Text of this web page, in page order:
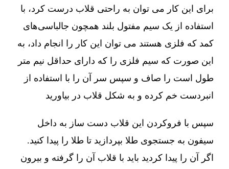
برای این کار می توان به راحتی قلاب درست کرد، با
استفاده از یک سیم مفتول بلند همچون جالباسی‌های
کمد که فلزی هستند می توان این کار را انجام داد، به
این صورت که سیم فلزی را که دارای حداقل نیم متر
طول است را صاف و سپس سر آن را با استفاده از
انبردست خم کرده و به شکل قلاب در بیاورید
سپس با فروکردن این قلاب دست ساز به داخل
سیفون به جستجوی طلا بپردازید تا طلا را پیدا کنید.
اگر آن را پیدا کردید باید با قلاب آن را گرفته و بیرون